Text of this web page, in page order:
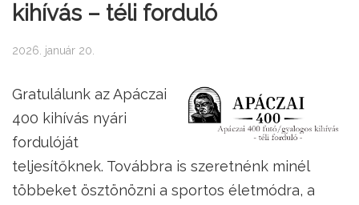
kihívás – téli forduló
2026. január 20.
Gratulálunk az Apáczai
400 kihívás nyári
fordulóját
teljesítőknek. Továbbra is szeretnénk minél
többeket ösztönözni a sportos életmódra, a